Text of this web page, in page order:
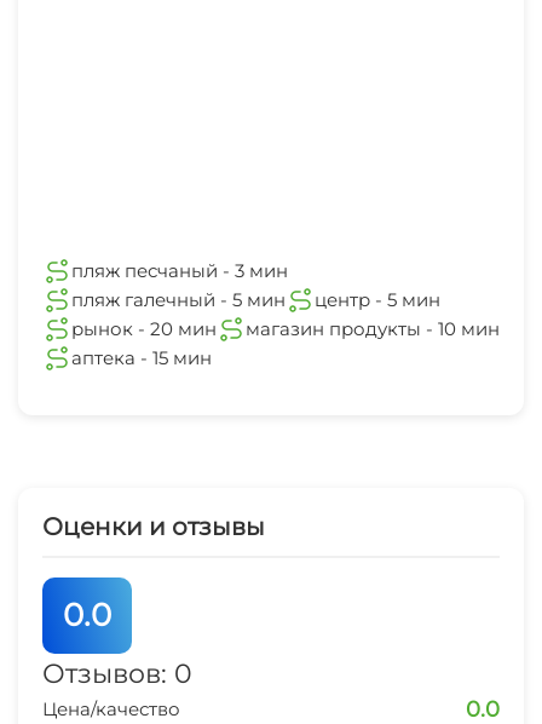
пляж песчаный - 3 мин
пляж галечный - 5 мин
центр - 5 мин
рынок - 20 мин
магазин продукты - 10 мин
аптека - 15 мин
Оценки и отзывы
0.0
Отзывов: 0
Цена/качество 0.0